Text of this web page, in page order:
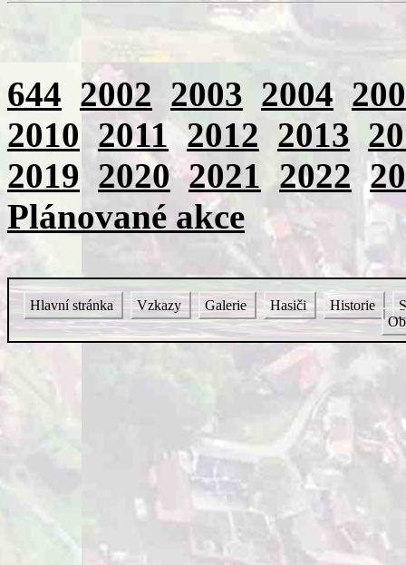
644 2002 2003 2004
2010 2011 2012 2013
2019 2020 2021 2022
Plánované akce
Hlavní stránka Vzkazy Galerie Hasiči Historie